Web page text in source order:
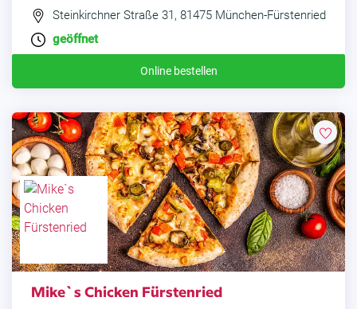
Steinkirchner Straße 31, 81475 München-Fürstenried
geöffnet
Online bestellen
Mike`s Chicken Fürstenried